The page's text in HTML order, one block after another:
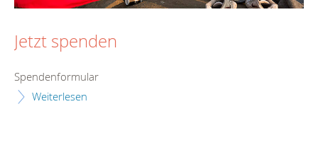
Jetzt spenden
Spendenformular
Weiterlesen